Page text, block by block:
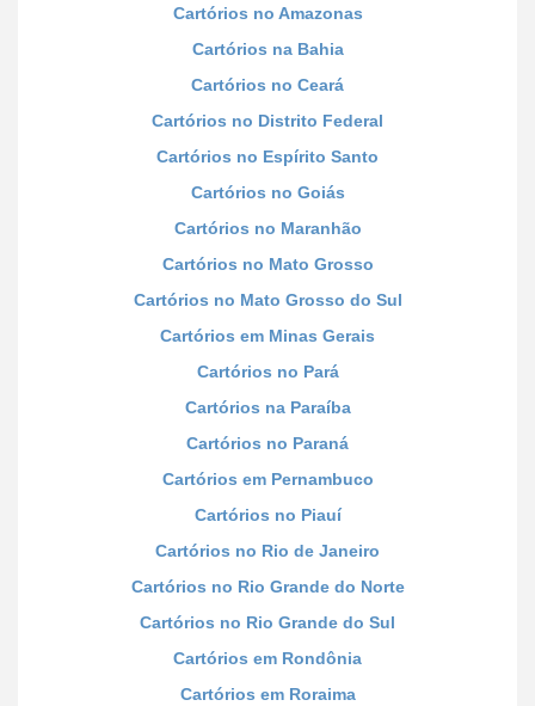
Cartórios no Amazonas
Cartórios na Bahia
Cartórios no Ceará
Cartórios no Distrito Federal
Cartórios no Espírito Santo
Cartórios no Goiás
Cartórios no Maranhão
Cartórios no Mato Grosso
Cartórios no Mato Grosso do Sul
Cartórios em Minas Gerais
Cartórios no Pará
Cartórios na Paraíba
Cartórios no Paraná
Cartórios em Pernambuco
Cartórios no Piauí
Cartórios no Rio de Janeiro
Cartórios no Rio Grande do Norte
Cartórios no Rio Grande do Sul
Cartórios em Rondônia
Cartórios em Roraima